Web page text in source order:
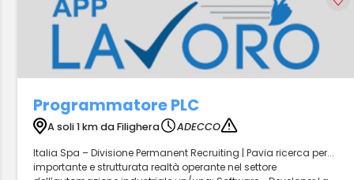
Programmatore PLC
A soli 1 km da Filighera
ADECCO
Italia Spa – Divisione Permanent Recruiting | Pavia ricerca per...
importante e strutturata realtà operante nel settore